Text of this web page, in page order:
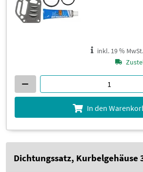
inkl. 19 %
In den
Dichtungssatz, Kurbelgehäuse